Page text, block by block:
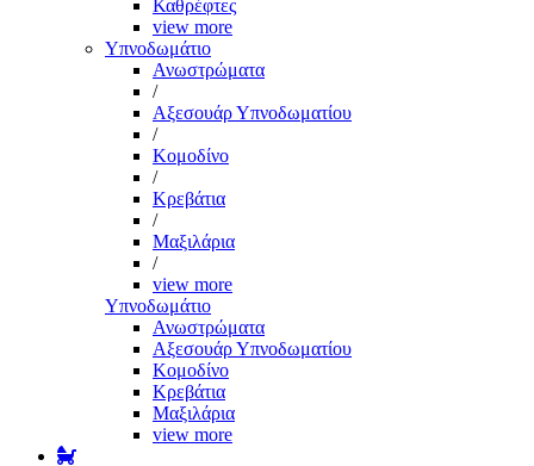
Καθρέφτες
view more
Υπνοδωμάτιο
Ανωστρώματα
/
Αξεσουάρ Υπνοδωματίου
/
Κομοδίνο
/
Κρεβάτια
/
Μαξιλάρια
/
view more
Υπνοδωμάτιο
Ανωστρώματα
Αξεσουάρ Υπνοδωματίου
Κομοδίνο
Κρεβάτια
Μαξιλάρια
view more